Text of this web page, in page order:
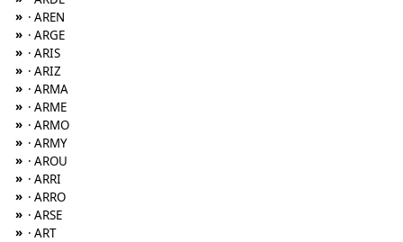
» · AREN
» · ARGE
» · ARIS
» · ARIZ
» · ARMA
» · ARME
» · ARMO
» · ARMY
» · AROU
» · ARRI
» · ARRO
» · ARSE
» · ART